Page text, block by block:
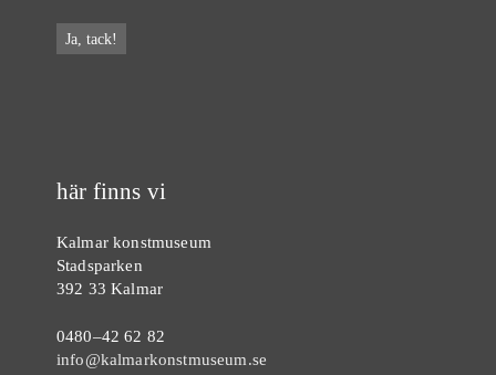
här finns vi
Kalmar konstmuseum
Stadsparken
392 33 Kalmar
0480–42 62 82
info@kalmarkonstmuseum.se